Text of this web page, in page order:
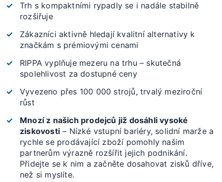
Trh s kompaktními rypadly se i nadále stabilně
rozšiřuje
Zákazníci aktivně hledají kvalitní alternativy k
značkám s prémiovými cenami
RIPPA vyplňuje mezeru na trhu – skutečná
spolehlivost za dostupné ceny
Vyvezeno přes 100 000 strojů, trvalý meziroční
růst
Mnozí z našich prodejců již dosáhli vysoké
ziskovosti – Nízké vstupní bariéry, solidní marže a
rychle se prodávající zboží pomohly našim
partnerům výrazně rozšířit jejich podnikání.
Přidejte se k nim a začněte dosahovat zisků dříve,
než si myslíte.